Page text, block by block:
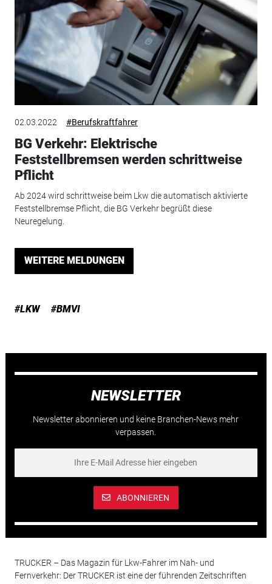
02.03.2022 #Berufskraftfahrer
BG Verkehr: Elektrische
Feststellbremsen werden schrittweise
Pflicht
Ab 2024 wird schrittweise beim Lkw die automatisch aktivierte
Feststellbremse Pflicht, die BG Verkehr begrüßt diese
Neuregelung.
WEITERE MELDUNGEN
#LKW #BMVI
NEWSLETTER
Newsletter abonnieren und keine Branchen-News mehr
verpassen.
ABONNIEREN
TRUCKER – Das Magazin für Lkw-Fahrer im Nah- und
Fernverkehr: Der TRUCKER ist eine der führenden Zeitschriften